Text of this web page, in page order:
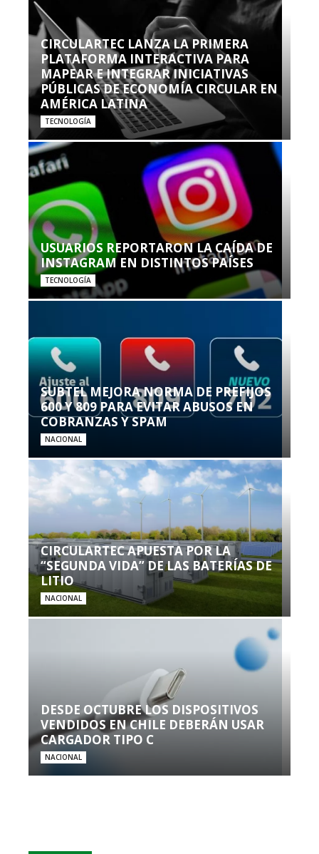
CIRCULARTEC LANZA LA PRIMERA
PLATAFORMA INTERACTIVA PARA
MAPEAR E INTEGRAR INICIATIVAS
PÚBLICAS DE ECONOMÍA CIRCULAR EN
AMÉRICA LATINA
TECNOLOGÍA
USUARIOS REPORTARON LA CAÍDA DE
INSTAGRAM EN DISTINTOS PAÍSES
TECNOLOGÍA
SUBTEL MEJORA NORMA DE PREFIJOS
600 Y 809 PARA EVITAR ABUSOS EN
COBRANZAS Y SPAM
NACIONAL
CIRCULARTEC APUESTA POR LA
“SEGUNDA VIDA” DE LAS BATERÍAS DE
LITIO
NACIONAL
DESDE OCTUBRE LOS DISPOSITIVOS
VENDIDOS EN CHILE DEBERÁN USAR
CARGADOR TIPO C
NACIONAL